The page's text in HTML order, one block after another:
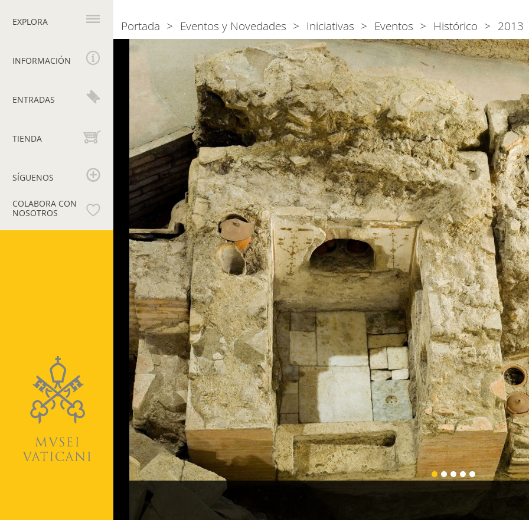
principal
EXPLORA
INFORMACIÓN
ENTRADAS
TIENDA
SÍGUENOS
COLABORA CON
NOSOTROS
Gallery
Photogallery
Naviga
photogallery
Breadcrumb
Portada Eventos y Novedades Iniciativas Eventos Histórico 2013